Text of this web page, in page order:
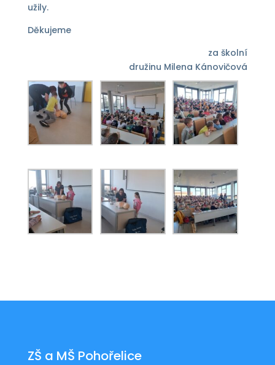
užily.
Děkujeme
za školní
družinu Milena Kánovičová
ZŠ a MŠ Pohořelice